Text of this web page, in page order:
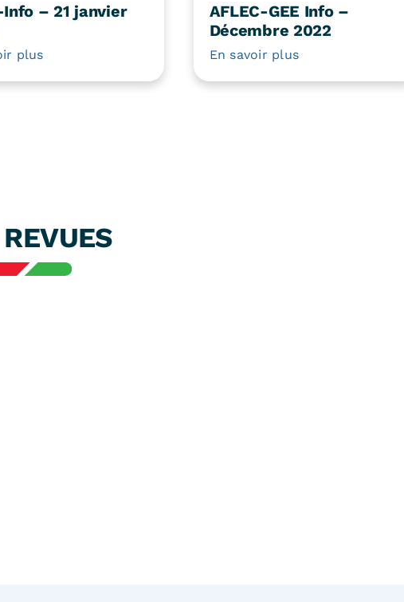
– 21 janvier
plus
AFLEC-GEE Info –
Décembre 2022
En savoir plus